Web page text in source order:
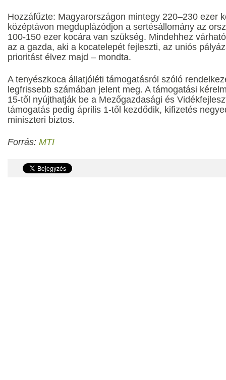
Hozzáfűzte: Magyarországon mintegy 220–230 ezer
középtávon megduplázódjon a sertésállomány az
100-150 ezer kocára van szükség. Mindehhez
az a gazda, aki a kocatelepét fejleszti, az uniós
prioritást élvez majd – mondta.
A tenyészkoca állatjóléti támogatásról szóló
legfrissebb számában jelent meg. A támogatási
15-től nyújthatják be a Mezőgazdasági és
támogatás pedig április 1-től kezdődik, kifizetés
miniszteri biztos.
Forrás: MTI